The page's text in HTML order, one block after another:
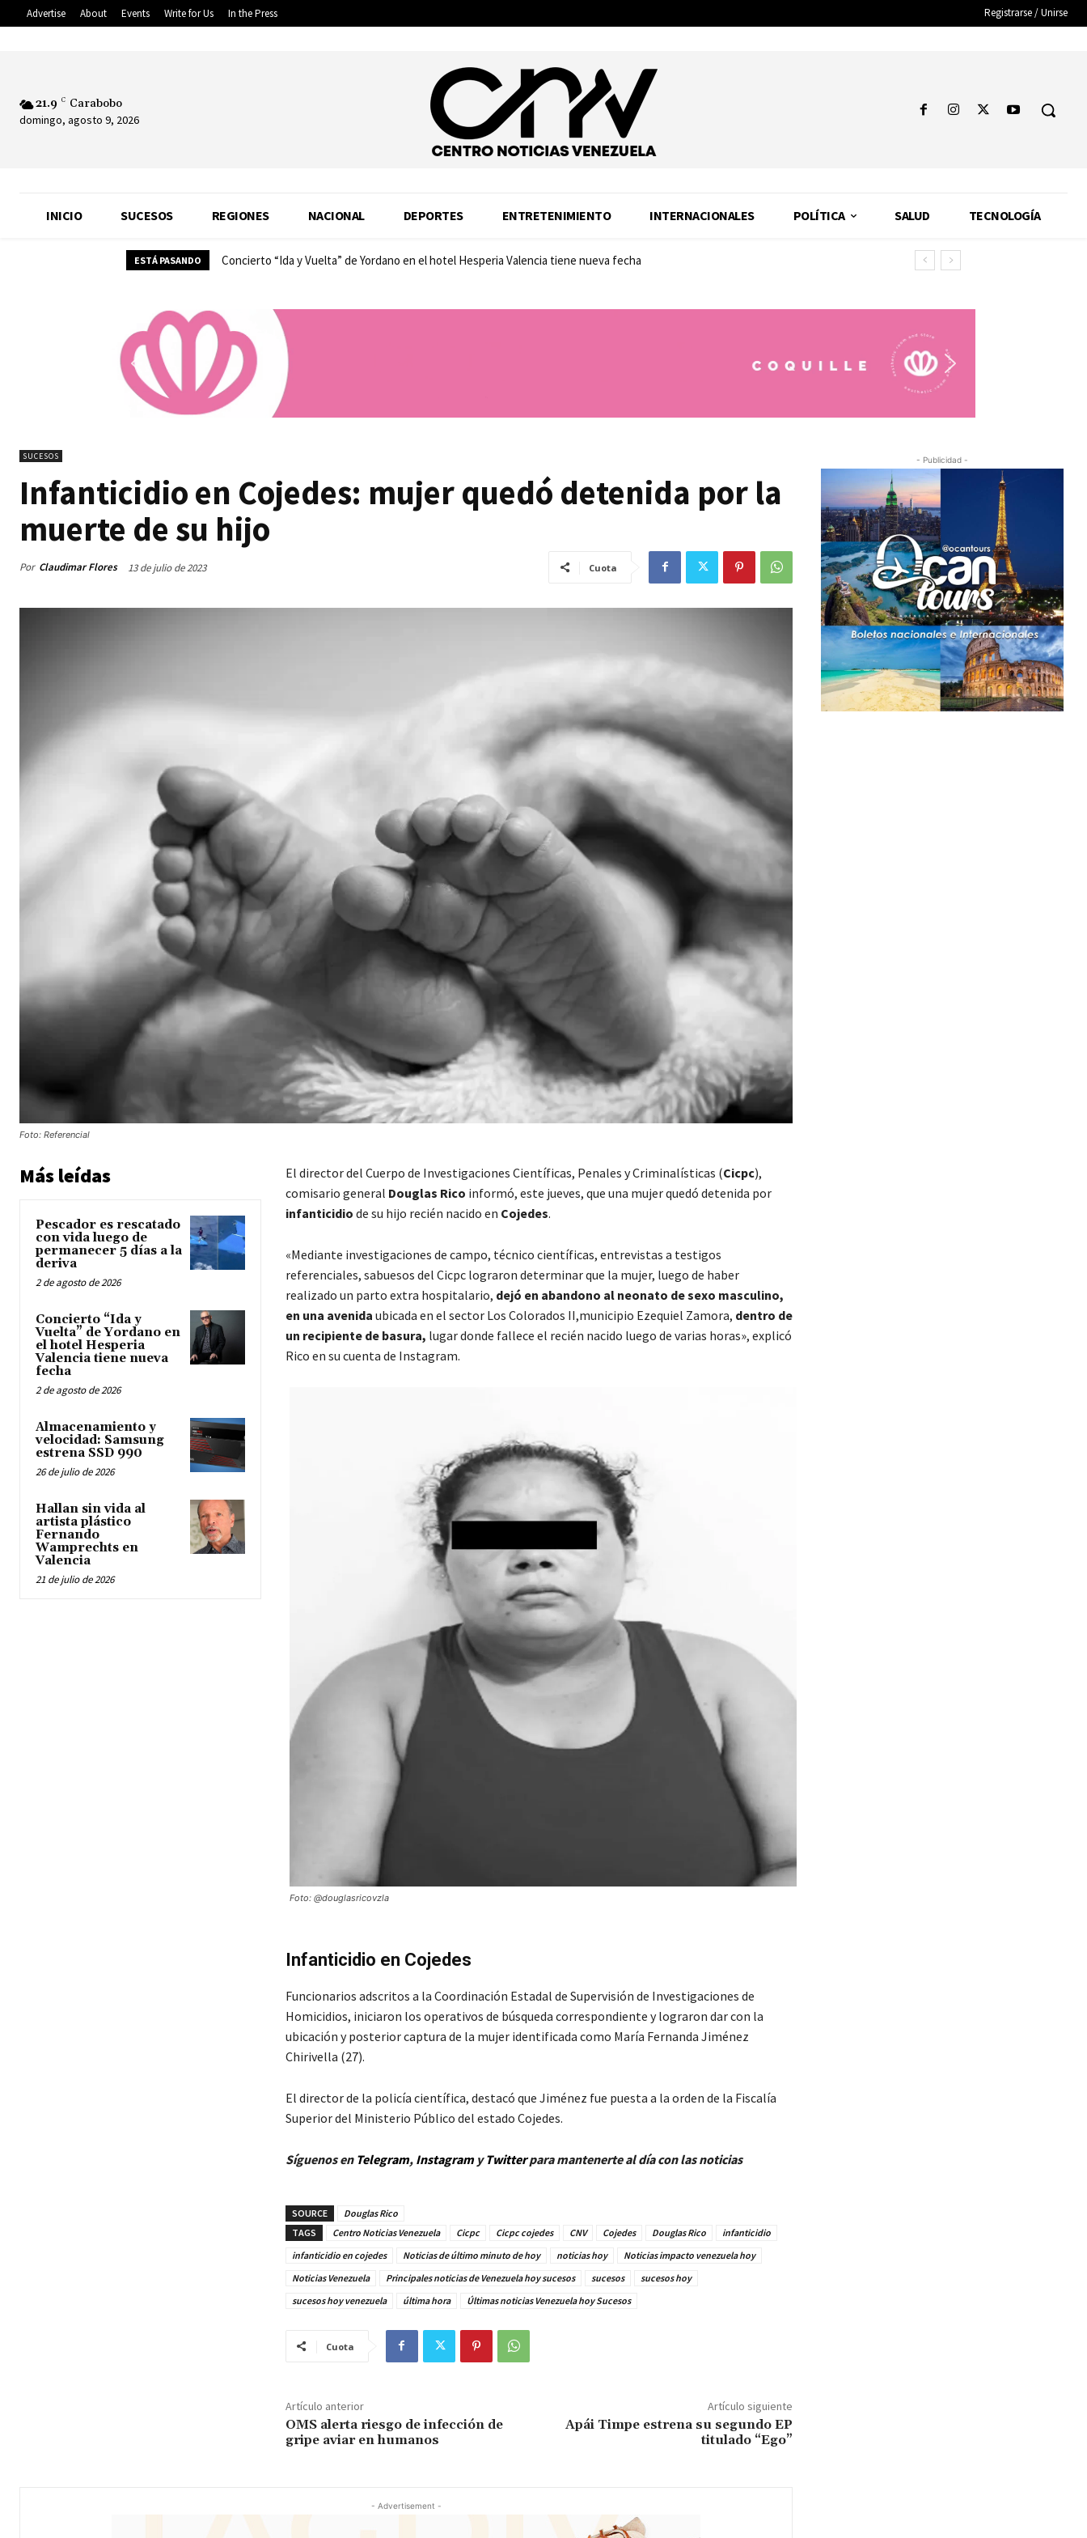
Advertise About Events Write for Us In the Press Registrarse / Unirse
21.9 C Carabobo
domingo, agosto 9, 2026
INICIO SUCESOS REGIONES NACIONAL DEPORTES ENTRETENIMIENTO INTERNACIONALES POLÍTICA SALUD TECNOLOGÍA
ESTÁ PASANDO Concierto “Ida y Vuelta” de Yordano en el hotel Hesperia Valencia tiene nueva fecha
SUCESOS
Infanticidio en Cojedes: mujer quedó detenida por la
muerte de su hijo
Por Claudimar Flores 13 de julio de 2023 Cuota
Foto: Referencial
Más leídas
Pescador es rescatado
con vida luego de
permanecer 5 días a la
deriva
2 de agosto de 2026
Concierto “Ida y
Vuelta” de Yordano en
el hotel Hesperia
Valencia tiene nueva
fecha
2 de agosto de 2026
Almacenamiento y
velocidad: Samsung
estrena SSD 990
26 de julio de 2026
Hallan sin vida al
artista plástico
Fernando
Wamprechts en
Valencia
21 de julio de 2026
El director del Cuerpo de Investigaciones Científicas, Penales y Criminalísticas (Cicpc),
comisario general Douglas Rico informó, este jueves, que una mujer quedó detenida por
infanticidio de su hijo recién nacido en Cojedes.
«Mediante investigaciones de campo, técnico científicas, entrevistas a testigos
referenciales, sabuesos del Cicpc lograron determinar que la mujer, luego de haber
realizado un parto extra hospitalario, dejó en abandono al neonato de sexo masculino,
en una avenida ubicada en el sector Los Colorados II,municipio Ezequiel Zamora, dentro de
un recipiente de basura, lugar donde fallece el recién nacido luego de varias horas», explicó
Rico en su cuenta de Instagram.
Foto: @douglasricovzla
Infanticidio en Cojedes
Funcionarios adscritos a la Coordinación Estadal de Supervisión de Investigaciones de
Homicidios, iniciaron los operativos de búsqueda correspondiente y lograron dar con la
ubicación y posterior captura de la mujer identificada como María Fernanda Jiménez
Chirivella (27).
El director de la policía científica, destacó que Jiménez fue puesta a la orden de la Fiscalía
Superior del Ministerio Público del estado Cojedes.
Síguenos en Telegram, InstagramyTwitterpara mantenerte al día con las noticias
SOURCE
Douglas Rico
TAGS
Centro Noticias Venezuela Cicpc Cicpc cojedes CNV Cojedes Douglas Rico
infanticidio
infanticidio en cojedes
Noticias de último minuto de hoy noticias hoy
Noticias impacto venezuela hoy
Noticias Venezuela
Principales noticias de Venezuela hoy sucesos sucesos
sucesos hoy
sucesos hoy venezuela
última hora Últimas noticias Venezuela hoy Sucesos
Cuota
Artículo anterior
OMS alerta riesgo de infección de
gripe aviar en humanos
Artículo siguiente
Apái Timpe estrena su segundo EP
titulado “Ego”
- Advertisement -
- Publicidad -